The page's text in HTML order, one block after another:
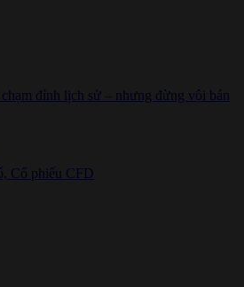
đỉnh lịch sử – nhưng đừng vội bán
Cổ phiếu CFD